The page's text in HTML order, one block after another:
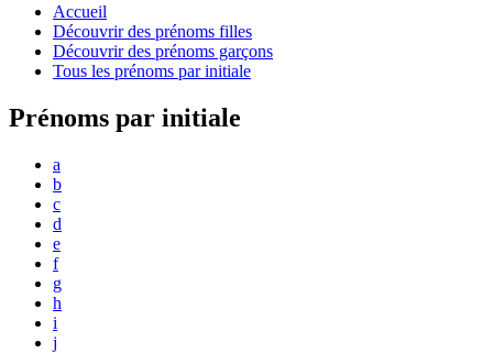
Accueil
Découvrir des prénoms filles
Découvrir des prénoms garçons
Tous les prénoms par initiale
Prénoms par initiale
a
b
c
d
e
f
g
h
i
j